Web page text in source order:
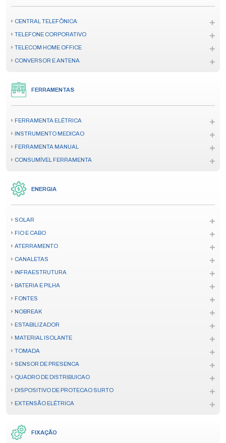
CENTRAL TELEFÔNICA
TELEFONE CORPORATIVO
TELECOM HOME OFFICE
CONVERSOR E ANTENA
FERRAMENTAS
FERRAMENTA ELÉTRICA
INSTRUMENTO MEDICAO
FERRAMENTA MANUAL
CONSUMÍVEL FERRAMENTA
ENERGIA
SOLAR
FIO E CABO
ATERRAMENTO
CANALETAS
INFRAESTRUTURA
BATERIA E PILHA
FONTES
NOBREAK
ESTABILIZADOR
MATERIAL ISOLANTE
TOMADA
SENSOR DE PRESENCA
QUADRO DE DISTRIBUICAO
DISPOSITIVO DE PROTECAO SURTO
EXTENSÃO ELÉTRICA
FIXAÇÃO